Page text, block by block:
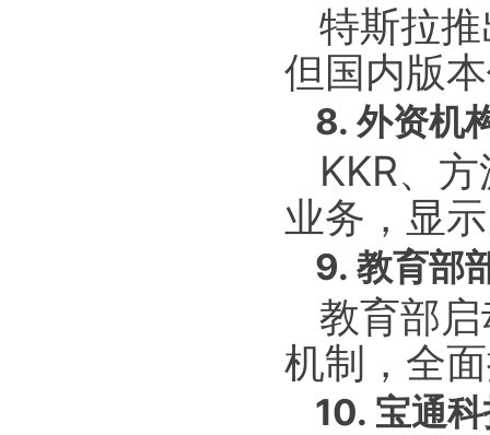
特斯拉
但国内版
8. 外资机
KKR、
业务，显
9. 教育部
教育部
机制，全
10. 宝通